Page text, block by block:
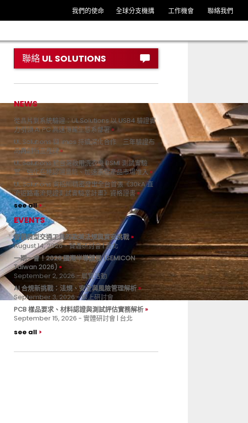
我們的使命 全球分支機搆 工作機會 聯絡我們
聯絡 UL SOLUTIONS
NEWS
從晶片到系統驗證：UL Solutions 以 USB4 驗證實
力引領 AI PC 高速傳輸生態系部署
UL Solutions 與 imos 持續深化合作 三年驗證布
局再創新里程碑
UL Solutions 於台灣啟用洗衣機 BSMI 測試實驗
室 強化在地認證量能、加速家電產品市場准入
UL Solutions 向松川精密發出全台首張《30kA 直
流短路電流見證測試實驗室計畫》資格證書
see all
EVENTS
智慧微型交通工具的歐美法規與資安挑戰
August 14, 2026 - 實體研討會 | 台北
一期一會！2026 國際半導體展 (SEMICON
Taiwan 2026)
September 2, 2026 - 展覽活動
AI 合規新挑戰：法規、安全與風險管理解析
September 3, 2026 - 線上研討會
PCB 樣品要求、材料認證與測試評估實務解析
September 15, 2026 - 實體研討會 | 台北
see all